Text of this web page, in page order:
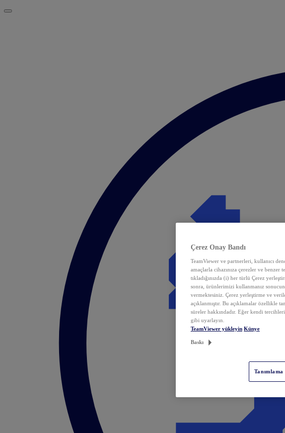
Çerez Onay Bandı
TeamViewer ve partnerleri, kullanıcı
amaçlarla cihazınıza çerezler ve
tıkladığınızda (i) her türlü Çerez
sonra, ürünlerimizi kullanmanız
vermektesiniz. Çerez yerleştirme ve
açıklanmıştır. Bu açıklamalar özellikle
süreler hakkındadır. Eğer kendi
gibi uyarlayın.
TeamViewer yükleyin Künye
Baskı